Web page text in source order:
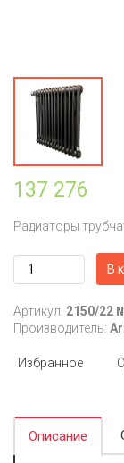
137 276
Радиаторы
В
Артикул: 2150/22
Производитель:
Избранное
Описание